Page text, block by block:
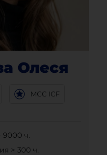
Олеся
MCC ICF
9000 ч.
> 300 ч.